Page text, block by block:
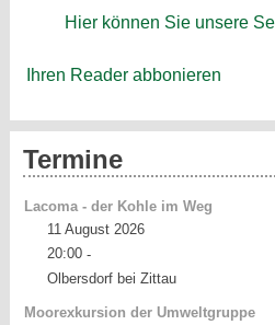
Hier können Sie unsere
Ihren Reader abbonieren
Termine
Lacoma - der Kohle im Weg
11 August 2026
20:00-
Olbersdorf bei Zittau
Moorexkursion der Umweltgruppe